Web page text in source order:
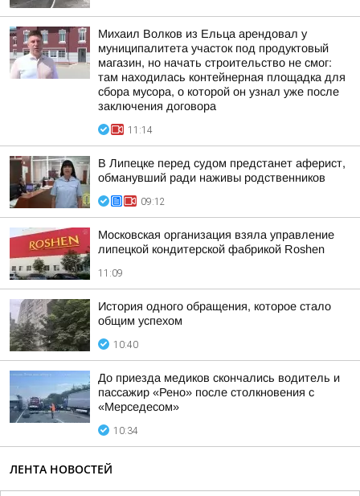
Михаил Волков из Ельца арендовал у
муниципалитета участок под продуктовый
магазин, но начать строительство не смог:
там находилась контейнерная площадка для
сбора мусора, о которой он узнал уже после
заключения договора
11:14
В Липецке перед судом предстанет аферист,
обманувший ради наживы родственников
09:12
Московская организация взяла управление
липецкой кондитерской фабрикой Roshen
11:09
История одного обращения, которое стало
общим успехом
10:40
До приезда медиков скончались водитель и
пассажир «Рено» после столкновения с
«Мерседесом»
10:34
ЛЕНТА НОВОСТЕЙ